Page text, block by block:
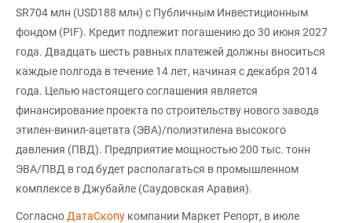
SR704 млн (USD188 млн) с Публичным Инвестиционным
фондом (PIF). Кредит подлежит погашению до 30 июня 2027
года. Двадцать шесть равных платежей должны вноситься
каждые полгода в течение 14 лет, начиная с декабря 2014
года. Целью настоящего соглашения является
финансирование проекта по строительству нового завода
этилен-винил-ацетата (ЭВА)/полиэтилена высокого
давления (ПВД). Предприятие мощностью 200 тыс. тонн
ЭВА/ПВД в год будет располагаться в промышленном
комплексе в Джубайле (Саудовская Аравия).
Согласно ДатаСкопу компании Маркет Репорт, в июле